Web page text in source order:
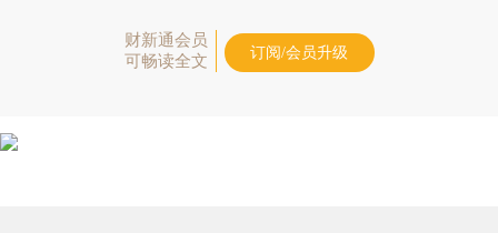
财新通会员
可畅读全文
订阅/会员升级